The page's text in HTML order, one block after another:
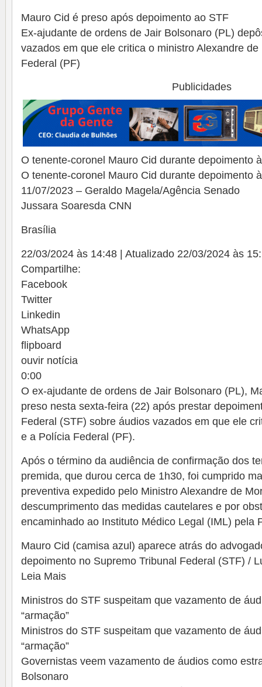
Mauro Cid é preso após depoimento ao STF
Ex-ajudante de ordens de Jair Bolsonaro (PL)
vazados em que ele critica o ministro Alexandre
Federal (PF)
Publicidades
O tenente-coronel Mauro Cid durante depoimento
O tenente-coronel Mauro Cid durante depoimento
11/07/2023 – Geraldo Magela/Agência Senado
Jussara Soaresda CNN
Brasília
22/03/2024 às 14:48 | Atualizado 22/03/2024 às
Compartilhe:
Facebook
Twitter
Linkedin
WhatsApp
flipboard
ouvir notícia
0:00
O ex-ajudante de ordens de Jair Bolsonaro (PL),
preso nesta sexta-feira (22) após prestar
Federal (STF) sobre áudios vazados em que ele
e a Polícia Federal (PF).
Após o término da audiência de confirmação dos
premida, que durou cerca de 1h30, foi cumprido
preventiva expedido pelo Ministro Alexandre de
descumprimento das medidas cautelares e por
encaminhado ao Instituto Médico Legal (IML) pela
Mauro Cid (camisa azul) aparece atrás do
depoimento no Supremo Tribunal Federal (STF) /
Leia Mais
Ministros do STF suspeitam que vazamento de
“armação”
Ministros do STF suspeitam que vazamento de
“armação”
Governistas veem vazamento de áudios como
Bolsonaro